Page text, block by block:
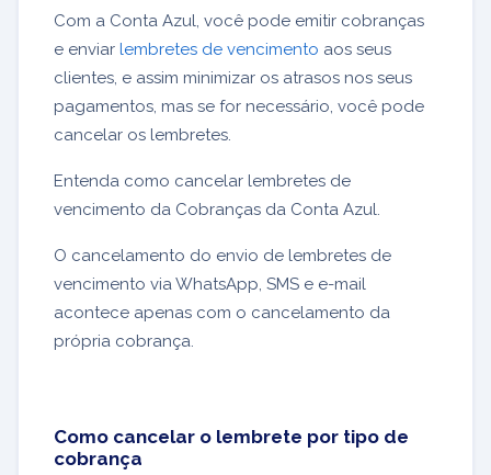
Com a Conta Azul, você pode emitir cobranças
e enviar lembretes de vencimento aos seus
clientes, e assim minimizar os atrasos nos seus
pagamentos, mas se for necessário, você pode
cancelar os lembretes.
Entenda como cancelar lembretes de
vencimento da Cobranças da Conta Azul.
O cancelamento do envio de lembretes de
vencimento via WhatsApp, SMS e e-mail
acontece apenas com o cancelamento da
própria cobrança.
Como cancelar o lembrete por tipo de
cobrança